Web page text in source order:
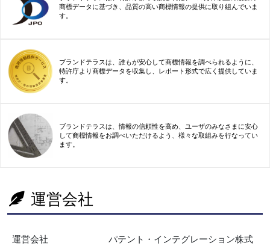
商標データに基づき、品質の高い商標情報の提供に取り組んでいま
す。
ブランドテラスは、誰もが安心して商標情報を調べられるように、
特許庁より商標データを収集し、レポート形式で広く提供していま
す。
ブランドテラスは、情報の信頼性を高め、ユーザのみなさまに安心
して商標情報をお調べいただけるよう、様々な取組みを行なってい
ます。
運営会社
運営会社
パテント・インテグレーション株式